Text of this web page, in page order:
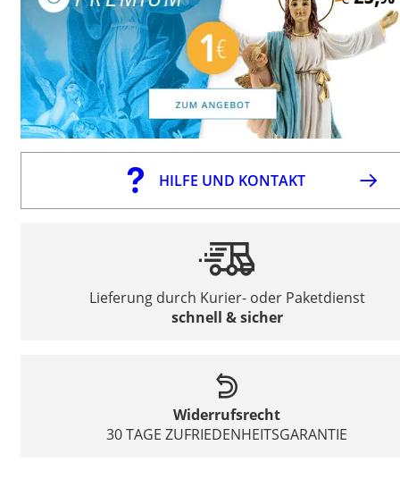
HILFE UND KONTAKT
Lieferung durch Kurier- oder Paketdienst
schnell & sicher
Widerrufsrecht
30 TAGE ZUFRIEDENHEITSGARANTIE